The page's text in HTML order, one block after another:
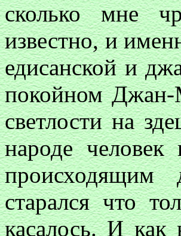
сколько мне
известно, и
едисанской и
покойном Джан-
светлости на
народе
происходящим
старался что
касалось. И как